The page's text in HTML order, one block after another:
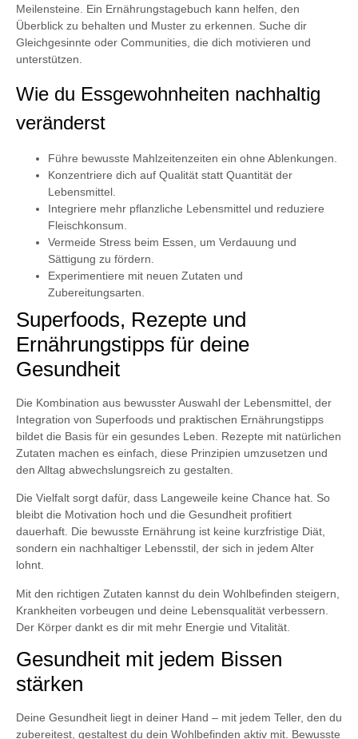
Meilensteine. Ein Ernährungstagebuch kann helfen, den
Überblick zu behalten und Muster zu erkennen. Suche dir
Gleichgesinnte oder Communities, die dich motivieren und
unterstützen.
Wie du Essgewohnheiten nachhaltig
veränderst
Führe bewusste Mahlzeitenzeiten ein ohne Ablenkungen.
Konzentriere dich auf Qualität statt Quantität der
Lebensmittel.
Integriere mehr pflanzliche Lebensmittel und reduziere
Fleischkonsum.
Vermeide Stress beim Essen, um Verdauung und
Sättigung zu fördern.
Experimentiere mit neuen Zutaten und
Zubereitungsarten.
Superfoods, Rezepte und
Ernährungstipps für deine
Gesundheit
Die Kombination aus bewusster Auswahl der Lebensmittel, der
Integration von Superfoods und praktischen Ernährungstipps
bildet die Basis für ein gesundes Leben. Rezepte mit natürlichen
Zutaten machen es einfach, diese Prinzipien umzusetzen und
den Alltag abwechslungsreich zu gestalten.
Die Vielfalt sorgt dafür, dass Langeweile keine Chance hat. So
bleibt die Motivation hoch und die Gesundheit profitiert
dauerhaft. Die bewusste Ernährung ist keine kurzfristige Diät,
sondern ein nachhaltiger Lebensstil, der sich in jedem Alter
lohnt.
Mit den richtigen Zutaten kannst du dein Wohlbefinden steigern,
Krankheiten vorbeugen und deine Lebensqualität verbessern.
Der Körper dankt es dir mit mehr Energie und Vitalität.
Gesundheit mit jedem Bissen
stärken
Deine Gesundheit liegt in deiner Hand – mit jedem Teller, den du
zubereitest, gestaltest du dein Wohlbefinden aktiv mit. Bewusste